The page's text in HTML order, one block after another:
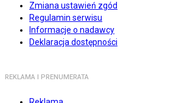
Zmiana ustawień zgód
Regulamin serwisu
Informacje o nadawcy
Deklaracja dostępności
REKLAMA I PRENUMERATA